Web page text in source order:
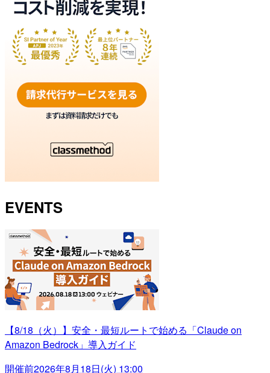
EVENTS
【8/18（火）】安全・最短ルートで始める「Claude on
Amazon Bedrock」導入ガイド
開催前2026年8月18日(火) 13:00